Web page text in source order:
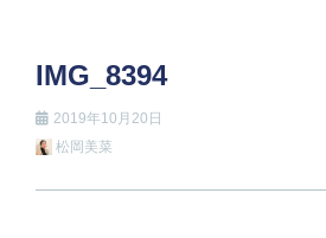
IMG_8394
2019年10月20日
松岡美菜